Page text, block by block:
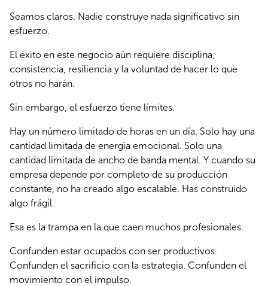
Seamos claros. Nadie construye nada significativo sin
esfuerzo.
El éxito en este negocio aún requiere disciplina,
consistencia, resiliencia y la voluntad de hacer lo que
otros no harán.
Sin embargo, el esfuerzo tiene límites.
Hay un número limitado de horas en un día. Solo hay una
cantidad limitada de energía emocional. Solo una
cantidad limitada de ancho de banda mental. Y cuando su
empresa depende por completo de su producción
constante, no ha creado algo escalable. Has construido
algo frágil.
Esa es la trampa en la que caen muchos profesionales.
Confunden estar ocupados con ser productivos.
Confunden el sacrificio con la estrategia. Confunden el
movimiento con el impulso.